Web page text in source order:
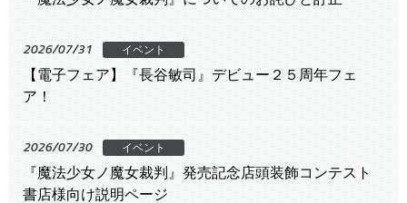
2026/07/31 イベント
【電子フェア】『長谷敏司』デビュー２５周年フェ
ア！
2026/07/30 イベント
『魔法少女ノ魔女裁判』発売記念店頭装飾コンテスト
書店様向け説明ページ